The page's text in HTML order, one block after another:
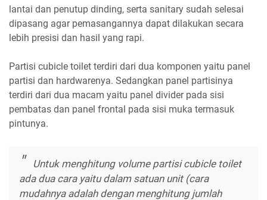
lantai dan penutup dinding, serta sanitary sudah selesai
dipasang agar pemasangannya dapat dilakukan secara
lebih presisi dan hasil yang rapi.
Partisi cubicle toilet terdiri dari dua komponen yaitu panel
partisi dan hardwarenya. Sedangkan panel partisinya
terdiri dari dua macam yaitu panel divider pada sisi
pembatas dan panel frontal pada sisi muka termasuk
pintunya.
Untuk menghitung volume partisi cubicle toilet
ada dua cara yaitu dalam satuan unit (cara
mudahnya adalah dengan menghitung jumlah